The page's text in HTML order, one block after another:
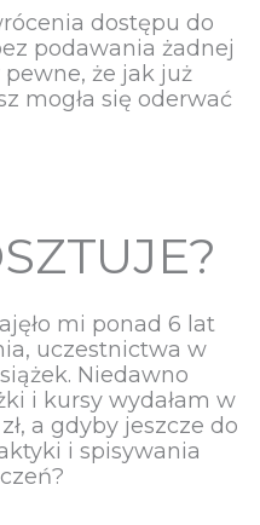
dostępu do
podawania żadnej
że jak już
mogła się oderwać
mi ponad 6 lat
uczestnictwa w
Niedawno
i kursy wydałam w
a gdyby jeszcze do
i spisywania